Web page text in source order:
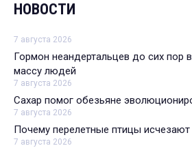
НОВОСТИ
7 августа 2026
Гормон неандертальцев до сих пор
массу людей
7 августа 2026
Сахар помог обезьяне
7 августа 2026
Почему перелетные птицы исчезают
7 августа 2026